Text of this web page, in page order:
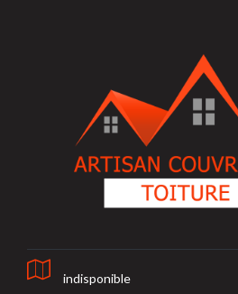
indisponible